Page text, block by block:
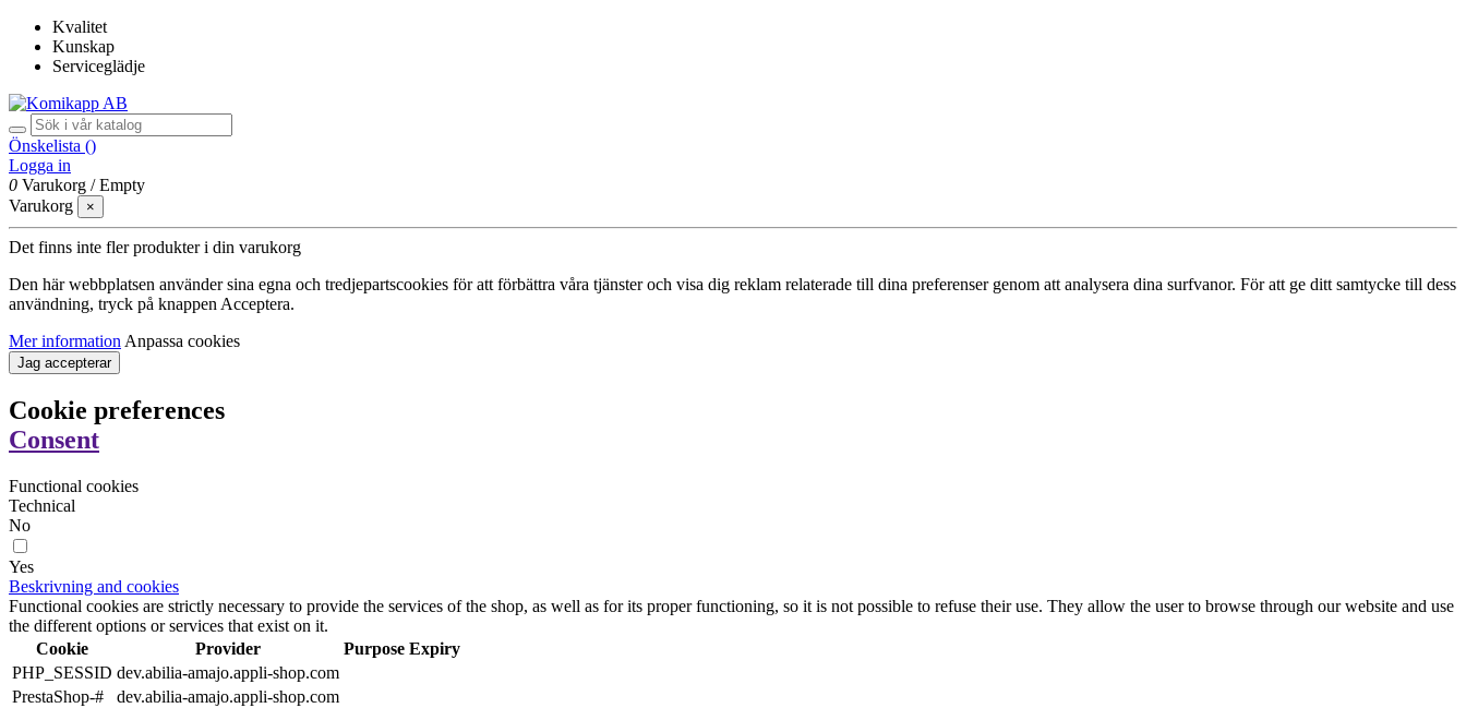
Kvalitet
Kunskap
Serviceglädje
Önskelista ()
Logga in
0 Varukorg /Empty
Varukorg
×
Det finns inte fler produkter i din varukorg
Den här webbplatsen använder sina egna och tredjepartscookies för att förbättra våra tjänster och visa dig reklam relaterade till dina preferenser genom att analysera dina surfvanor. För att ge ditt samtycke till dess
användning, tryck på knappen Acceptera.
Mer information Anpassa cookies
Jag accepterar
Cookie preferences
Consent
Functional cookies
Technical
No
Yes
Beskrivning and cookies
Functional cookies are strictly necessary to provide the services of the shop, as well as for its proper functioning, so it is not possible to refuse their use. They allow the user to browse through our website and use
the different options or services that exist on it.
Cookie
Provider Purpose Expiry
PHP_SESSID dev.abilia-amajo.appli-shop.com
PrestaShop-#
dev.abilia-amajo.appli-shop.com